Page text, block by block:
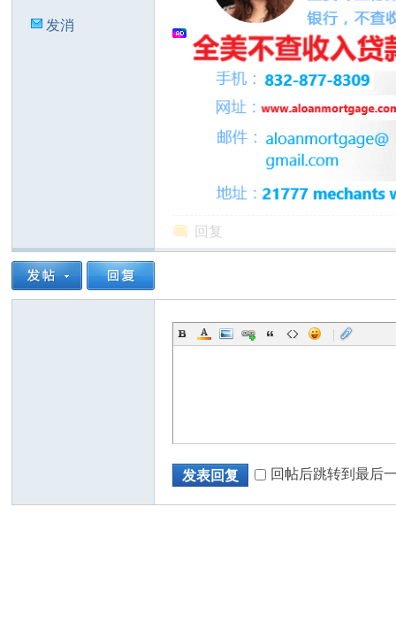
发消
回复
|
发表回复 回帖后跳转到最后